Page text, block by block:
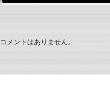
コメントはありません。